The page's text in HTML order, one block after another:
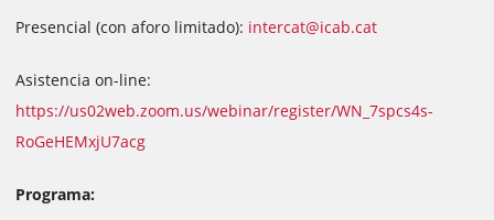
Presencial (con aforo limitado): intercat@icab.cat
Asistencia on-line:
https://us02web.zoom.us/webinar/register/WN_7spcs4s-
RoGeHEMxjU7acg
Programa: